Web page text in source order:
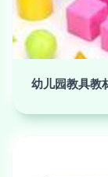
幼儿园教具教